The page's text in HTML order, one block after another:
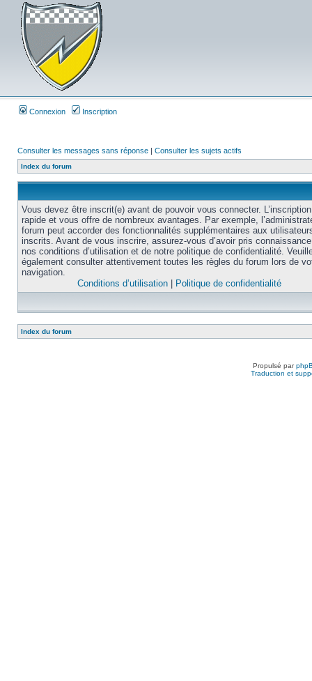
Connexion Inscription
Consulter les messages sans réponse | Consulter les sujets actifs
Index du forum
Vous devez être inscrit(e) avant de pouvoir vous connecter.
rapide et vous offre de nombreux avantages. Par exemple,
forum peut accorder des fonctionnalités supplémentaires aux
inscrits. Avant de vous inscrire, assurez-vous d’avoir pris
nos conditions d’utilisation et de notre politique de confidentialité.
également consulter attentivement toutes les règles du forum lors de
navigation.
Conditions d’utilisation
Politique de confidentialité
Index du forum
Propulsé par
Traduction et